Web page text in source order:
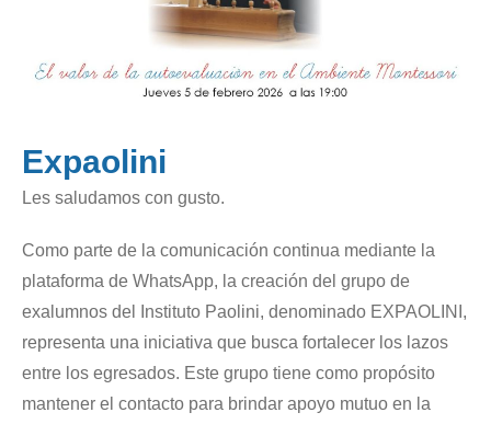
Expaolini
Les saludamos con gusto.
Como parte de la comunicación continua mediante la
plataforma de WhatsApp, la creación del grupo de
exalumnos del Instituto Paolini, denominado EXPAOLINI,
representa una iniciativa que busca fortalecer los lazos
entre los egresados. Este grupo tiene como propósito
mantener el contacto para brindar apoyo mutuo en la